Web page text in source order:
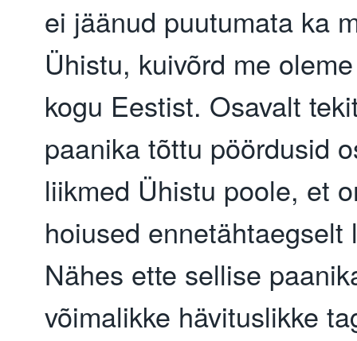
ei jäänud puutumata ka
Ühistu, kuivõrd me
kogu Eestist. Osavalt
paanika tõttu pöördusid
liikmed Ühistu poole, et
hoiused ennetähtaegselt
Nähes ette sellise
võimalikke hävituslikke